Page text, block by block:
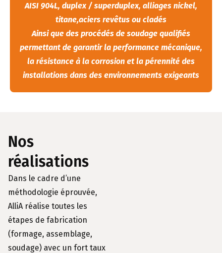
AISI 904L, duplex / superduplex, alliages nickel,
titane,aciers revêtus ou cladés
Ainsi que des procédés de soudage qualifiés
permettant de garantir la performance mécanique,
la résistance à la corrosion et la pérennité des
installations dans des environnements exigeants
Nos
réalisations
Dans le cadre d’une
méthodologie éprouvée,
AlliA réalise toutes les
étapes de fabrication
(formage, assemblage,
soudage) avec un fort taux